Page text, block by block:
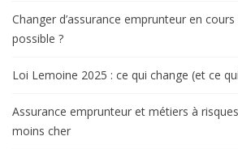
Changer d’assurance emprunteur en
possible ?
Loi Lemoine 2025 : ce qui change (et ce
Assurance emprunteur et métiers à
moins cher